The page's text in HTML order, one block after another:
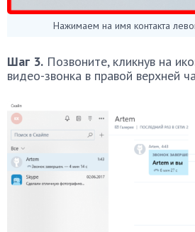
Нажимаем на имя контакта
Шаг 3. Позвоните, кликнув на
видео-звонка в правой верхней